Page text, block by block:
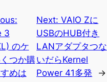
3
つか購
めは
Next:VAIO Zに
USBのHUB付き
LANアダプタつな
いだらKernel
Power 41多発
→